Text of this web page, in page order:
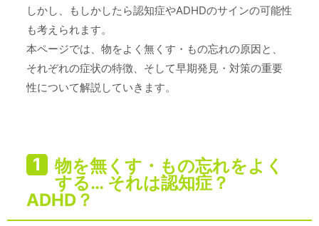
しかし、もしかしたら認知症やADHDのサインの可能性
も考えられます。
本ページでは、物をよく無くす・もの忘れの原因と、
それぞれの症状の特徴、そして早期発見・対策の重要
性について解説していきます。
物を無くす・もの忘れをよく
する… それは認知症？
ADHD？